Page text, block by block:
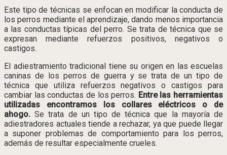
Este tipo de técnicas se enfocan en modificar la conducta de
los perros mediante el aprendizaje, dando menos importancia
a las conductas típicas del perro. Se trata de técnica que se
expresan mediante refuerzos positivos, negativos o
castigos.
El adiestramiento tradicional tiene su origen en las escuelas
caninas de los perros de guerra y se trata de un tipo de
técnica que utiliza refuerzos negativos o castigos para
cambiar las conductas de los perros. Entre las herramientas
utilizadas encontramos los collares eléctricos o de
ahogo. Se trata de un tipo de técnica que la mayoría de
adiestradores actuales tiende a rechazar, ya que puede llegar
a suponer problemas de comportamiento para los perros,
además de resultar especialmente crueles.